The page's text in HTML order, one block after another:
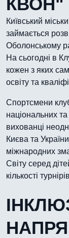
Київський
займається
Оболонському
На сьогодні в
кожен з яких
освіту та
Спортсмени
національних
вихованці
Києва та
міжнародних
Світу серед
кількості